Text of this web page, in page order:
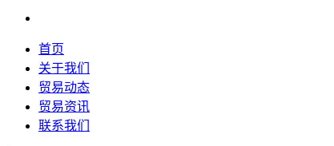
首页
关于我们
贸易动态
贸易资讯
联系我们